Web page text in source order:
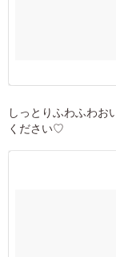
しっとりふわふわお
ください♡